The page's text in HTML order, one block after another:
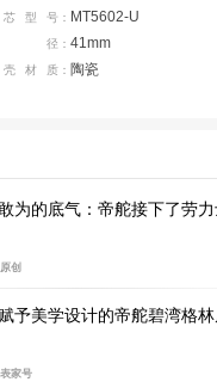
于涂覆了夜光涂层，
盘的黑色产生明显对
了标志性的“雪花”指
芯 型 号： MT5602-U
径： 41mm
壳 材 质： 陶瓷
为的底气：帝舵接下了劳力
原创
予美学设计的帝舵碧湾格
表家号